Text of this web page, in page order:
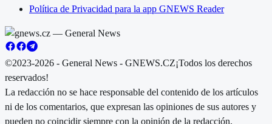
Política de Privacidad para la app GNEWS Reader
©2023-2026 - General News - GNEWS.CZ¡Todos los derechos
reservados!
La redacción no se hace responsable del contenido de los artículos
ni de los comentarios, que expresan las opiniones de sus autores y
pueden no coincidir siempre con la opinión de la redacción.